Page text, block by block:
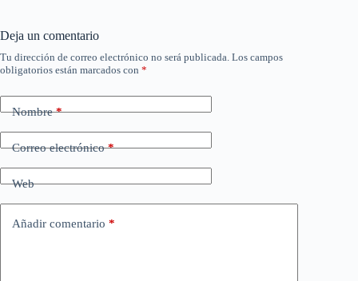
Deja un comentario
Tu dirección de correo electrónico no será publicada. Los campos
obligatorios están marcados con *
Nombre*
Correo electrónico*
Web
Añadir comentario *